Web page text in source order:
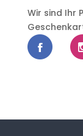
Wir sind Ihr